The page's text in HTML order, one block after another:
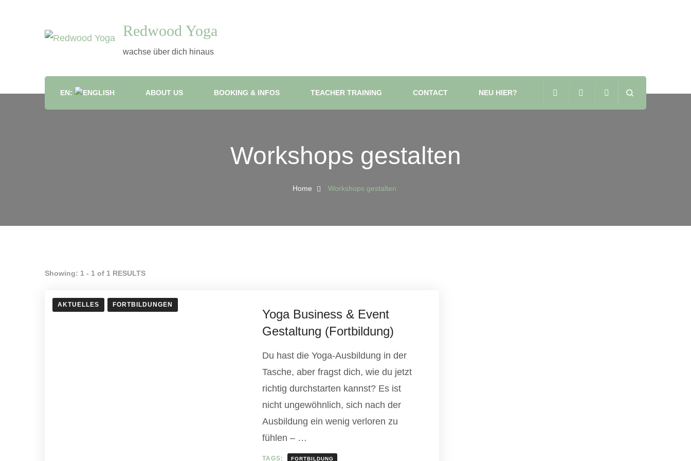
Redwood Yoga
wachse über dich hinaus
EN: ABOUT US BOOKING & INFOS TEACHER TRAINING CONTACT NEU HIER?
Workshops gestalten
Home Workshops gestalten
Showing: 1 - 1 of 1 RESULTS
AKTUELLES FORTBILDUNGEN
Yoga Business & Event
Gestaltung (Fortbildung)
Du hast die Yoga-Ausbildung in der
Tasche, aber fragst dich, wie du jetzt
richtig durchstarten kannst? Es ist
nicht ungewöhnlich, sich nach der
Ausbildung ein wenig verloren zu
fühlen – …
TAGS: FORTBILDUNG